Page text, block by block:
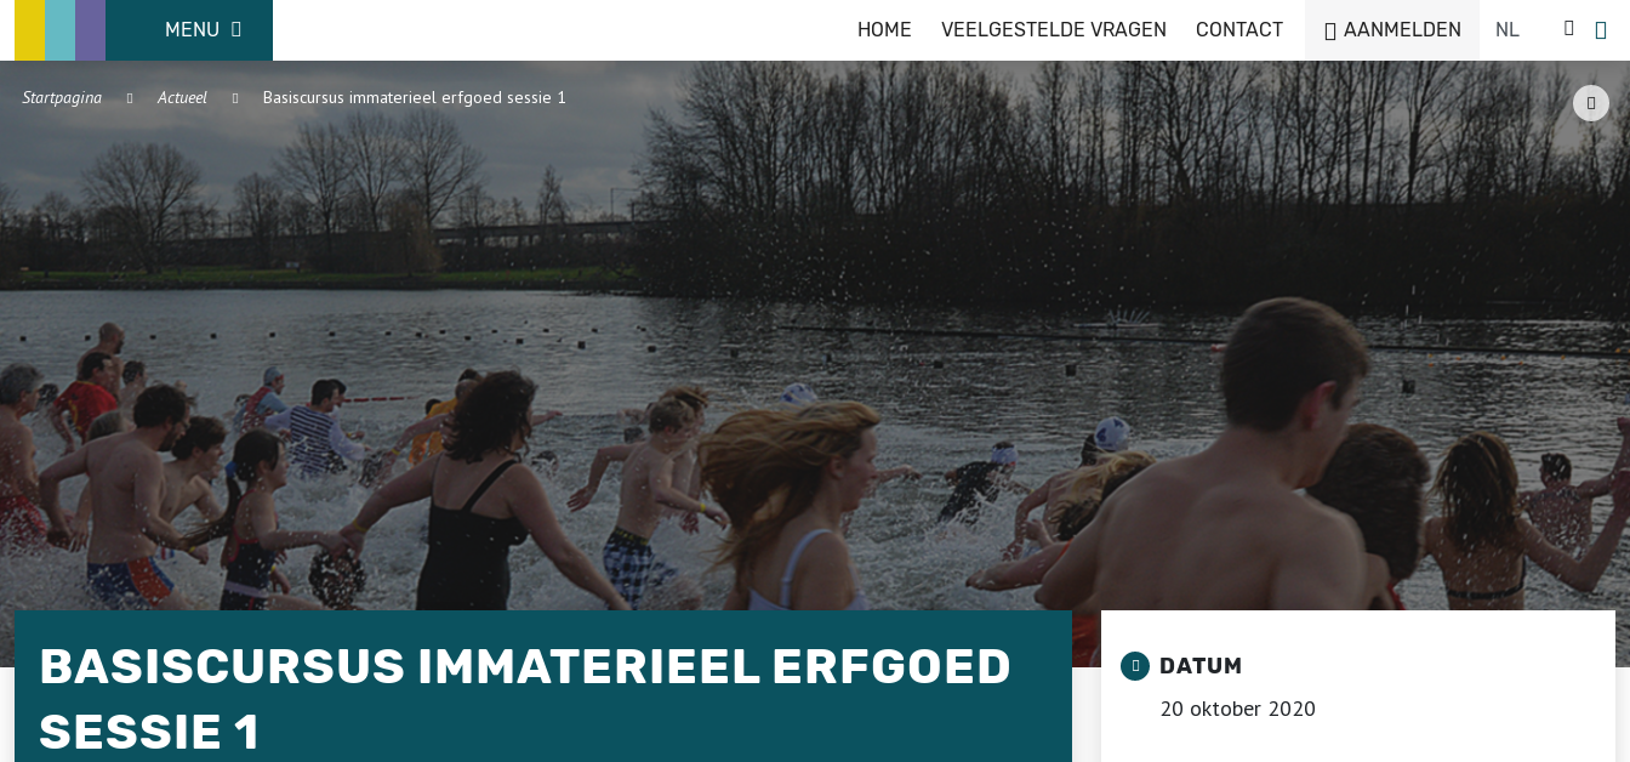
MENU HOME VEELGESTELDE VRAGEN CONTACT AANMELDEN
Startpagina Actueel Basiscursus immaterieel erfgoed sessie 1
BASISCURSUS IMMATERIEEL ERFGOED
SESSIE 1
DATUM
20 oktober 2020